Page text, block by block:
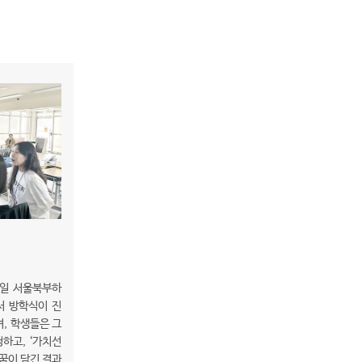
서울북부하
방학식이 진
, 학생들은 그
고, ‘가치선